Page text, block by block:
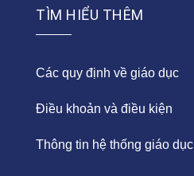
TÌM HIỂU THÊM
Các quy định về giáo dục
Điều khoản và điều kiện
Thông tin hệ thống giáo dục